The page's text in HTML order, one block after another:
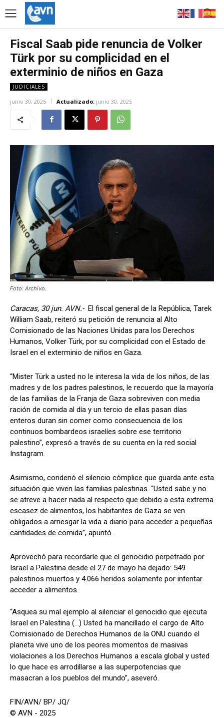
Fiscal Saab pide renuncia de Volker
Türk por su complicidad en el
exterminio de niños en Gaza
JUDICIALES
junio 30, 2025 Actualizado: junio 30, 2025
Foto: Archivo.
Caracas, 30 jun. AVN.- El fiscal general de la República, Tarek
William Saab, reiteró su petición de renuncia al Alto
Comisionado de las Naciones Unidas para los Derechos
Humanos, Volker Türk, por su complicidad con el Estado de
Israel en el exterminio de niños en Gaza.
“Mister Türk a usted no le interesa la vida de los niños, de las
madres y de los padres palestinos, le recuerdo que la mayoría
de las familias de la Franja de Gaza sobreviven con media
ración de comida al día y un tercio de ellas pasan días
enteros duran sin comer como consecuencia de los
continuos bombardeos israelíes sobre ese territorio
palestino”, expresó a través de su cuenta en la red social
Instagram.
Asimismo, condenó el silencio cómplice que guarda ante esta
situación que viven las familias palestinas. “Usted sabe y no
se atreve a hacer nada al respecto que debido a esta extrema
escasez de alimentos, los habitantes de Gaza se ven
obligados a arriesgar la vida a diario para acceder a pequeñas
cantidades de comida”, apuntó.
Aprovechó para recordarle que el genocidio perpetrado por
Israel a Palestina desde el 27 de mayo ha dejado: 549
palestinos muertos y 4.066 heridos solamente por intentar
acceder a alimentos.
“Asquea su mal ejemplo al silenciar el genocidio que ejecuta
Israel en Palestina (…) Usted ha mancillado el cargo de Alto
Comisionado de Derechos Humanos de la ONU cuando el
planeta vive uno de los peores momentos de masivas
violaciones a los Derechos Humanos a escala global y usted
lo que hace es arrodillarse a las superpotencias que
masacran a los pueblos del mundo”, aseveró.
FIN/AVN/ BP/ JQ/
© AVN - 2025